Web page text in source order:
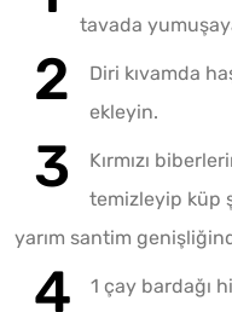
tavada
Diri kıvamda
ekleyin.
Kırmızı
temizleyip küp
yarım santim
1 çay bardağı